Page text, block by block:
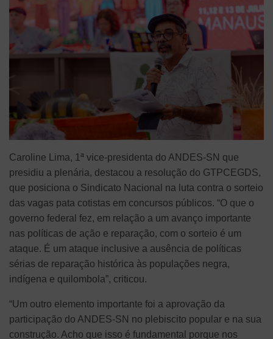
Caroline Lima, 1ª vice-presidenta do ANDES-SN que
presidiu a plenária, destacou a resolução do GTPCEGDS,
que posiciona o Sindicato Nacional na luta contra o sorteio
das vagas pata cotistas em concursos públicos. “O que o
governo federal fez, em relação a um avanço importante
nas políticas de ação e reparação, com o sorteio é um
ataque. É um ataque inclusive a ausência de políticas
sérias de reparação histórica às populações negra,
indígena e quilombola”, criticou.
“Um outro elemento importante foi a aprovação da
participação do ANDES-SN no plebiscito popular e na sua
construção. Acho que isso é fundamental porque nos